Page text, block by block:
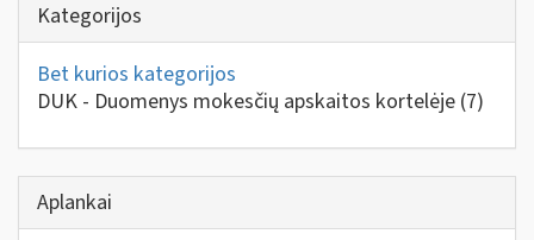
Kategorijos
Bet kurios kategorijos
DUK - Duomenys mokesčių apskaitos kortelėje (7)
Aplankai